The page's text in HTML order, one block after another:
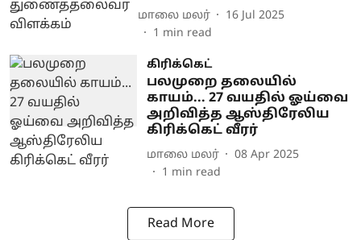
மாலை மலர்
16 Jul 2025
1 min read
கிரிக்கெட்
பலமுறை தலையில்
காயம்... 27 வயதில் ஓய்வை
அறிவித்த ஆஸ்திரேலிய
கிரிக்கெட் வீரர்
மாலை மலர்
08 Apr 2025
1 min read
Read More